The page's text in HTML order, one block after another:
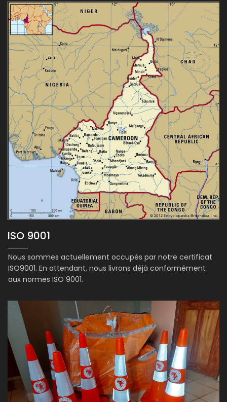
ISO 9001
Nous sommes actuellement occupés par notre certificat
ISO9001. En attendant, nous livrons déjà conformément
aux normes ISO 9001.